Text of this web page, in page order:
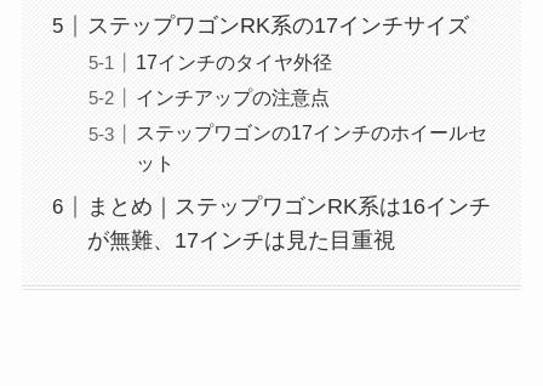
ステップワゴンRK系の17インチサイズ
17インチのタイヤ外径
インチアップの注意点
ステップワゴンの17インチのホイールセ
ット
まとめ｜ステップワゴンRK系は16インチ
が無難、17インチは見た目重視